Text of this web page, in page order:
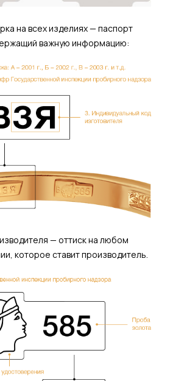
на всех изделиях — паспорт
важную информацию:
— оттиск на любом
которое ставит производитель.